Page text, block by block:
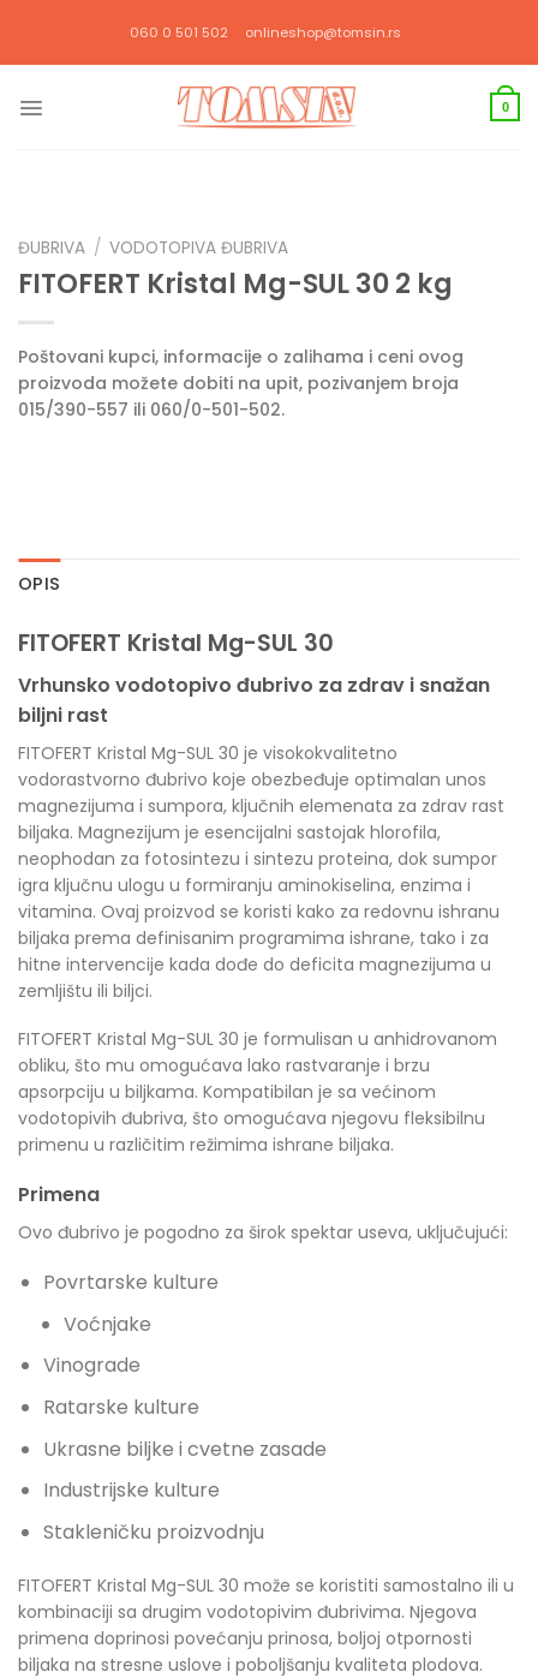
садржај
060 0 501 502 onlineshop@tomsin.rs
0
ĐUBRIVA / VODOTOPIVA ĐUBRIVA
FITOFERT Kristal Mg-SUL 30 2 kg
Poštovani kupci, informacije o zalihama i ceni ovog
proizvoda možete dobiti na upit, pozivanjem broja
015/390-557 ili 060/0-501-502.
OPIS
FITOFERT Kristal Mg-SUL 30
Vrhunsko vodotopivo đubrivo za zdrav i snažan
biljni rast
FITOFERT Kristal Mg-SUL 30 je visokokvalitetno
vodorastvorno đubrivo koje obezbeđuje optimalan unos
magnezijuma i sumpora, ključnih elemenata za zdrav rast
biljaka. Magnezijum je esencijalni sastojak hlorofila,
neophodan za fotosintezu i sintezu proteina, dok sumpor
igra ključnu ulogu u formiranju aminokiselina, enzima i
vitamina. Ovaj proizvod se koristi kako za redovnu ishranu
biljaka prema definisanim programima ishrane, tako i za
hitne intervencije kada dođe do deficita magnezijuma u
zemljištu ili biljci.
FITOFERT Kristal Mg-SUL 30 je formulisan u anhidrovanom
obliku, što mu omogućava lako rastvaranje i brzu
apsorpciju u biljkama. Kompatibilan je sa većinom
vodotopivih đubriva, što omogućava njegovu fleksibilnu
primenu u različitim režimima ishrane biljaka.
Primena
Ovo đubrivo je pogodno za širok spektar useva, uključujući:
Povrtarske kulture
Voćnjake
Vinograde
Ratarske kulture
Ukrasne biljke i cvetne zasade
Industrijske kulture
Stakleničku proizvodnju
FITOFERT Kristal Mg-SUL 30 može se koristiti samostalno ili u
kombinaciji sa drugim vodotopivim đubrivima. Njegova
primena doprinosi povećanju prinosa, boljoj otpornosti
biljaka na stresne uslove i poboljšanju kvaliteta plodova.